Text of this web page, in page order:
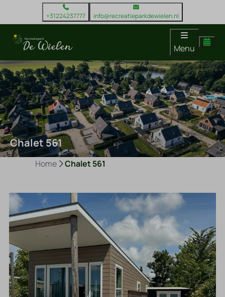
+31224237777 info@recreatieparkdewielen.nl
Menu
Chalet 561
Home Chalet 561